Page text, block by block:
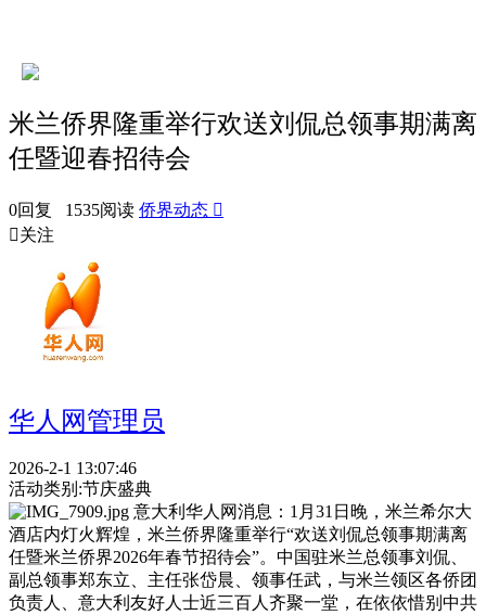
米兰侨界隆重举行欢送刘侃总领事期满离
任暨迎春招待会
0回复 1535阅读 侨界动态 
关注
华人网管理员
2026-2-1 13:07:46
活动类别:节庆盛典
意大利华人网消息：1月31日晚，米兰希尔大
酒店内灯火辉煌，米兰侨界隆重举行“欢送刘侃总领事期满离
任暨米兰侨界2026年春节招待会”。中国驻米兰总领事刘侃、
副总领事郑东立、主任张岱晨、领事任武，与米兰领区各侨团
负责人、意大利友好人士近三百人齐聚一堂，在依依惜别中共